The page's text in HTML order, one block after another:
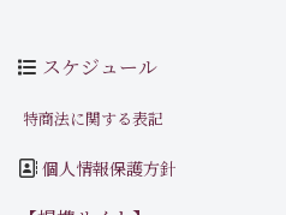
スケジュール
特商法に関する表記
個人情報保護方針